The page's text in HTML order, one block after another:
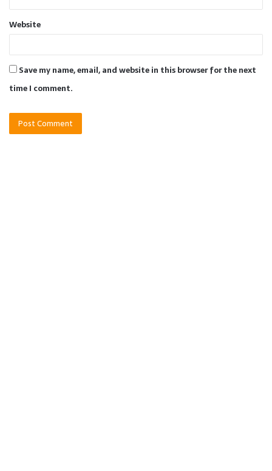
Website
Save my name, email, and website in this browser for the next
time I comment.